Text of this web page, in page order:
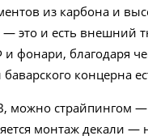
из карбона и
— это и есть
фонари, благодаря
концерна
можно страйпингом
монтаж декали —